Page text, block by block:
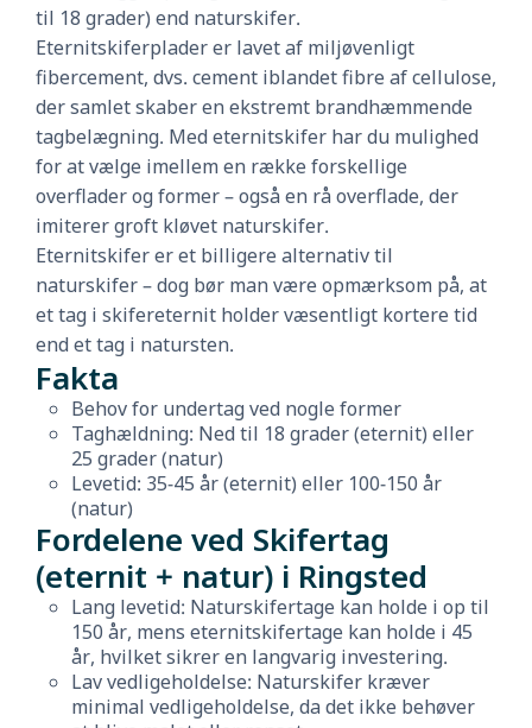
til 18 grader) end naturskifer.
Eternitskiferplader er lavet af miljøvenligt
fibercement, dvs. cement iblandet fibre af cellulose,
der samlet skaber en ekstremt brandhæmmende
tagbelægning. Med eternitskifer har du mulighed
for at vælge imellem en række forskellige
overflader og former – også en rå overflade, der
imiterer groft kløvet naturskifer.
Eternitskifer er et billigere alternativ til
naturskifer – dog bør man være opmærksom på, at
et tag i skifereternit holder væsentligt kortere tid
end et tag i natursten.
Fakta
Behov for undertag ved nogle former
Taghældning: Ned til 18 grader (eternit) eller
25 grader (natur)
Levetid: 35-45 år (eternit) eller 100-150 år
(natur)
Fordelene ved Skifertag
(eternit + natur) i Ringsted
Lang levetid: Naturskifertage kan holde i op til
150 år, mens eternitskifertage kan holde i 45
år, hvilket sikrer en langvarig investering.
Lav vedligeholdelse: Naturskifer kræver
minimal vedligeholdelse, da det ikke behøver